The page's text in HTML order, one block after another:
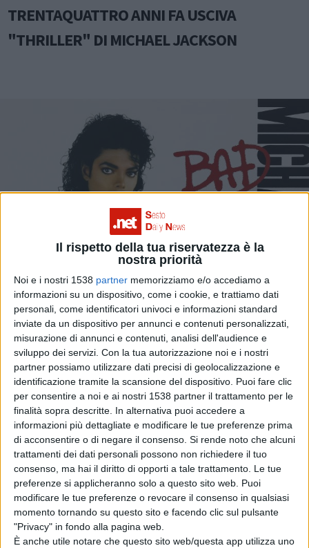
Il rispetto della tua riservatezza è la
nostra priorità
Noi e i nostri 1538 partner memorizziamo e/o accediamo a
informazioni su un dispositivo, come i cookie, e trattiamo dati
personali, come identificatori univoci e informazioni standard
inviate da un dispositivo per annunci e contenuti personalizzati,
misurazione di annunci e contenuti, analisi dell'audience e
sviluppo dei servizi. Con la tua autorizzazione noi e i nostri
partner possiamo utilizzare dati precisi di geolocalizzazione e
identificazione tramite la scansione del dispositivo. Puoi fare clic
per consentire a noi e ai nostri 1538 partner il trattamento per le
finalità sopra descritte. In alternativa puoi accedere a
informazioni più dettagliate e modificare le tue preferenze prima
di acconsentire o di negare il consenso. Si rende noto che alcuni
trattamenti dei dati personali possono non richiedere il tuo
consenso, ma hai il diritto di opporti a tale trattamento. Le tue
preferenze si applicheranno solo a questo sito web. Puoi
modificare le tue preferenze o revocare il consenso in qualsiasi
momento tornando su questo sito e facendo clic sul pulsante
"Privacy" in fondo alla pagina web.
È anche utile notare che questo sito web/questa app utilizza uno
TRENTAQUATTRO ANNI FA USCIVA
"THRILLER" DI MICHAEL JACKSON
Il 31 agosto 1987 uscì BAD, il disco più
venduto della carriera di Michael Jackson
FOTO